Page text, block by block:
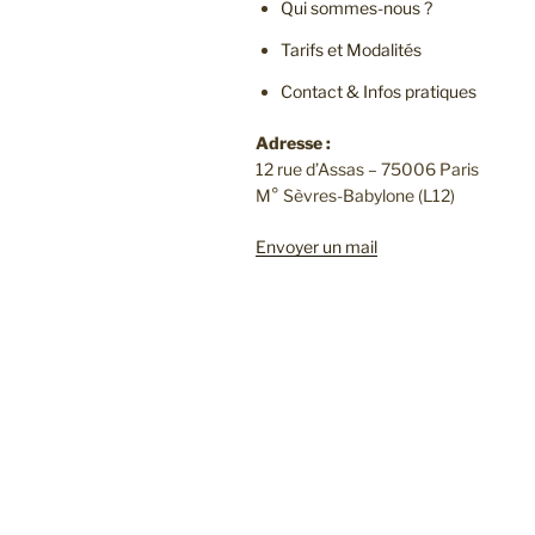
Qui sommes-nous ?
Tarifs et Modalités
Contact & Infos pratiques
Adresse :
12 rue d’Assas – 75006 Paris
M° Sèvres-Babylone (L12)
Envoyer un mail